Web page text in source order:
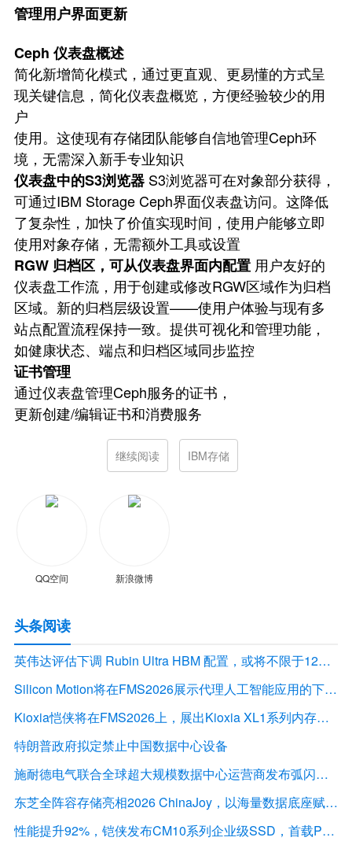
管理用户界面更新
Ceph 仪表盘概述
简化新增简化模式，通过更直观、更易懂的方式呈
现关键信息，简化仪表盘概览，方便经验较少的用
户
使用。这使现有存储团队能够自信地管理Ceph环
境，无需深入新手专业知识
仪表盘中的S3浏览器 S3浏览器可在对象部分获得，
可通过IBM Storage Ceph界面仪表盘访问。这降低
了复杂性，加快了价值实现时间，使用户能够立即
使用对象存储，无需额外工具或设置
RGW 归档区，可从仪表盘界面内配置 用户友好的
仪表盘工作流，用于创建或修改RGW区域作为归档
区域。新的归档层级设置——使用户体验与现有多
站点配置流程保持一致。提供可视化和管理功能，
如健康状态、端点和归档区域同步监控
证书管理
通过仪表盘管理Ceph服务的证书，
更新创建/编辑证书和消费服务
继续阅读 IBM存储
QQ空间 新浪微博
头条阅读
英伟达评估下调 Rubin Ultra HBM 配置，或将不限于12Hi HBM4E
Silicon Motion将在FMS2026展示代理人工智能应用的下一代存储解决方案
Kioxia恺侠将在FMS2026上，展出Kioxia XL1系列内存扩展模块
特朗普政府拟定禁止中国数据中心设备
施耐德电气联合全球超大规模数据中心运营商发布弧闪风险评估报告
东芝全阵容存储亮相2026 ChinaJoy，以海量数据底座赋能“与AI同游”新体验
性能提升92%，铠侠发布CM10系列企业级SSD，首载PCIe 6.0接口